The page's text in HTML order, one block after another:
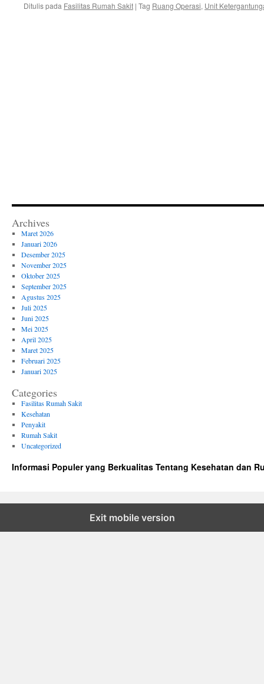
Ditulis pada Fasilitas Rumah Sakit | Tag Ruang Operasi, Unit
Archives
Maret 2026
Januari 2026
Desember 2025
November 2025
Oktober 2025
September 2025
Agustus 2025
Juli 2025
Juni 2025
Mei 2025
April 2025
Maret 2025
Februari 2025
Januari 2025
Categories
Fasilitas Rumah Sakit
Kesehatan
Penyakit
Rumah Sakit
Uncategorized
Informasi Populer yang Berkualitas Tentang Kesehatan dan
Exit mobile version